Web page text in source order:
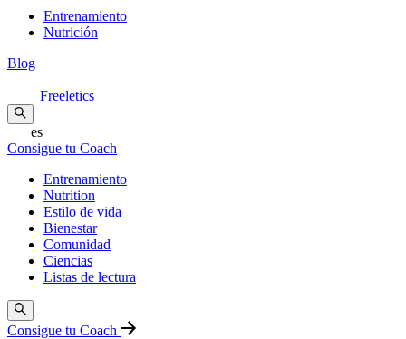
Entrenamiento
Nutrición
Blog
Freeletics
es
Consigue tu Coach
Entrenamiento
Nutrition
Estilo de vida
Bienestar
Comunidad
Ciencias
Listas de lectura
Consigue tu Coach